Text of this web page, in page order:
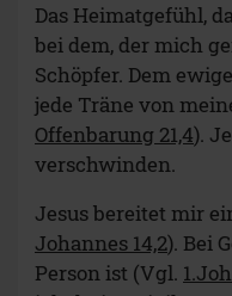
Das Heimatgefühl,
bei dem, der mich
Schöpfer. Dem
jede Träne von
Offenbarung 21,4).
verschwinden.
Jesus bereitet mir
Johannes 14,2). Bei
Person ist (Vgl.